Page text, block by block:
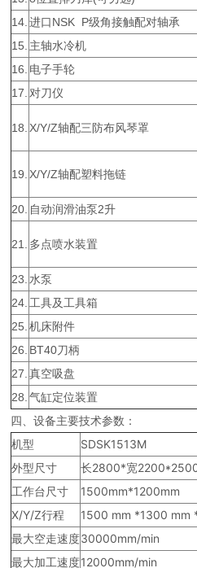
14. 进口NSK P级角接触配对轴承
15. 主轴水冷机
16. 电子手轮
17. 对刀仪
18. X/Y/Z轴配三防布风琴罩
19. X/Y/Z轴配塑料拖链
20. 自动润滑油泵2升
21. 多点喷水装置
23. 水泵
24. 工具及工具箱
25. 机床附件
26. BT40刀柄
27. 真空吸盘
28. 气缸定位装置
四、设备主要技术参数：
机型
SDSK1513M
外型尺寸
长2800*宽
工作台尺寸
1500mm*1200mm
X/Y/Z行程
1500 mm *1300 mm
最大空走速度30000mm/min
最大加工速度12000mm/min